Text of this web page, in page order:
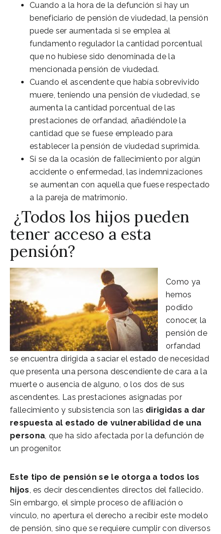
Cuando a la hora de la defunción si hay un
beneficiario de pensión de viudedad, la pensión
puede ser aumentada si se emplea al
fundamento regulador la cantidad porcentual
que no hubiese sido denominada de la
mencionada pensión de viudedad.
Cuando el ascendente que había sobrevivido
muere, teniendo una pensión de viudedad, se
aumenta la cantidad porcentual de las
prestaciones de orfandad, añadiéndole la
cantidad que se fuese empleado para
establecer la pensión de viudedad suprimida.
Si se da la ocasión de fallecimiento por algún
accidente o enfermedad, las indemnizaciones
se aumentan con aquella que fuese respectado
a la pareja de matrimonio.
¿Todos los hijos pueden
tener acceso a esta
pensión?
Como ya
hemos
podido
conocer, la
pensión de
orfandad
se encuentra dirigida a saciar el estado de necesidad
que presenta una persona descendiente de cara a la
muerte o ausencia de alguno, o los dos de sus
ascendentes. Las prestaciones asignadas por
fallecimiento y subsistencia son las dirigidas a dar
respuesta al estado de vulnerabilidad de una
persona, que ha sido afectada por la defunción de
un progenitor.
Este tipo de pensión se le otorga a todos los
hijos, es decir descendientes directos del fallecido.
Sin embargo, el simple proceso de afiliación o
vínculo, no apertura el derecho a recibir este modelo
de pensión, sino que se requiere cumplir con diversos